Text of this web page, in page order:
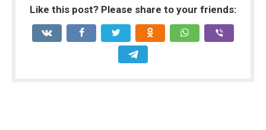
Like this post? Please share to your friends: